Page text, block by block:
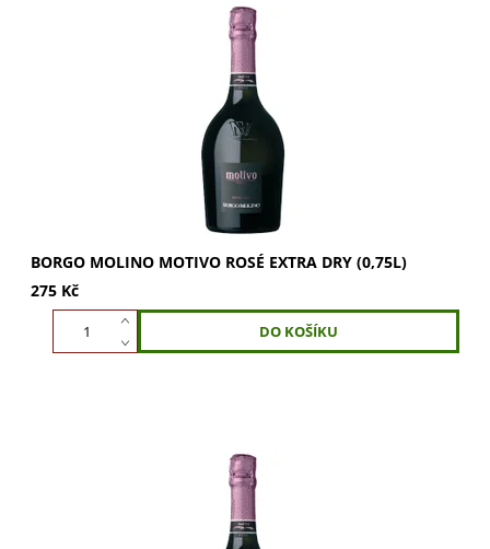
Borgo Molino Motivo Rosé Extra Dry: Elegantní růžový sekt
s jemným perlením. Vůně jahod, malin a růží. Svěží
ovocitá chuť. Ideální aperitiv.
BORGO MOLINO MOTIVO ROSÉ EXTRA DRY (0,75L)
275 Kč
Borgo Molino Motivo Rosé Extra Dry 1,5l: Osvěžující
šumivé víno s jemným ovocným aroma jahod a malin.
Ideální jako aperitiv. Objednejte nyní a...